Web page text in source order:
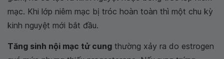
mạc. Khi lớp niêm mạc bị tróc hoàn toàn thì một chu kỳ
kinh nguyệt mới bắt đầu.
Tăng sinh nội mạc tử cung thường xảy ra do estrogen